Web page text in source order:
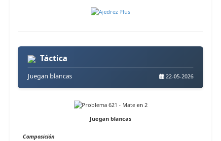
Táctica
Juegan blancas 22-05-2026
Juegan blancas
Composición